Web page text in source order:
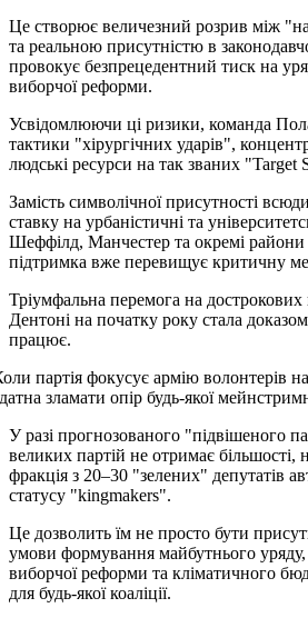
Це створює величезний розрив між
та реальною присутністю в
провокує безпрецедентний тиск на
виборчої реформи.
Усвідомлюючи ці ризики, команда
тактики "хірургічних ударів",
людські ресурси на так званих "Target
Замість символічної присутності
ставку на урбаністичні та
Шеффілд, Манчестер та окремі райони
підтримка вже перевищує критичну
Тріумфальна перемога на дострокових
Дентоні на початку року стала
працює.
партія фокусує армію волонтерів
зламати опір будь-якої
У разі прогнозованого "підвішеного
великих партій не отримає більшості,
фракція з 20–30 "зелених" депутатів
статусу "kingmakers".
Це дозволить їм не просто бути
умови формування майбутнього
виборчої реформи та кліматичного
для будь-якої коаліції.